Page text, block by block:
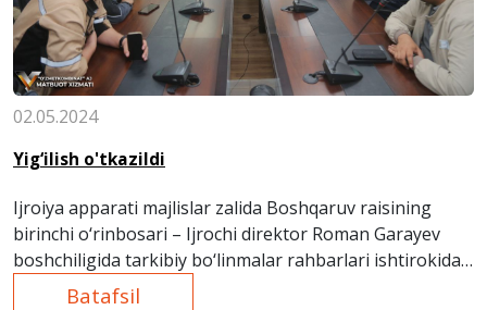
02.05.2024
Yig‘ilish o'tkazildi
Ijroiya apparati majlislar zalida Boshqaruv raisining
birinchi o‘rinbosari – Ijrochi direktor Roman Garayev
boshchiligida tarkibiy bo‘linmalar rahbarlari ishtirokida
yig‘ilish bo‘lib o‘tdi.
Batafsil